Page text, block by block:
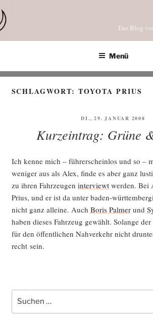
Inhalt
springen
Das Blog
Menü
SCHLAGWORT:TOYOTA PRIUS
VERÖFFENTLICHT
DI., 29. JANUAR 2008
Kurzeintrag: Grüne
Ich ken­ne mich – füh­rer­schein­los und so –
weni­ger aus als Alex, fin­de es aber ganz
zu ihren Fahr­zeu­gen inter­viewtwer­den. Bei
Pri­us, und er ist da unter baden-
nicht ganz allei­ne. Auch Boris Pal­merund
haben die­ses Fahr­zeug gewählt. Solan­ge
für den öffent­li­chen Nah­ver­kehr nicht
recht sein.
Suche
nach: